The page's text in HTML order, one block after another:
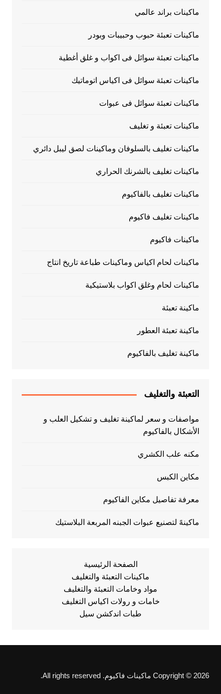
ماكينات براند عالمي
ماكينات تعبئة حبوب وحبيبات وبودر
ماكينات تعبئة سوائل فى اكواب و غلق أغطية
ماكينات تعبئة سوائل فى اكياس اتوماتيك
ماكينات تعبئة سوائل فى عبوات
ماكينات تعبئة و تغليف
ماكينات تغليف بالسلوفان وماكينات لصق ليبل دائري
ماكينات تغليف بالشرنك الحراري
ماكينات تغليف بالفاكيوم
ماكينات تغليف فاكيوم
ماكينات فاكيوم
ماكينات لحام اكياس وماكينات طباعة تاريخ انتاج
ماكينات لحام وغلق اكواب بلاستيكية
ماكينة تعبئة
ماكينة تعبئة العطور
ماكينة تغليف بالفاكيوم
التعبئة والتغليف
مواصفات و سعر لماكينة تغليف و تشكيل العلب و
الأشكال بالفاكيوم
مكنه علب الكشري
مكاين الكبس
معرفة تفاصيل مكاين الفاكيوم
ماكينهً لتصنيع عبوات الجبنه المربعة البلاستيك
الصفحة الرئيسية
ماكينات التعبئة والتغليف
مواد وخامات التعبئة والتغليف
خامات و رولات اكياس التغليف
طبات اندكشن سيل
Copyright © 2026 ماكينات فاكيوم. All rights reserved.